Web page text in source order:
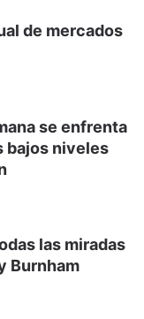
de mercados
se enfrenta
bajos niveles
las miradas
Burnham